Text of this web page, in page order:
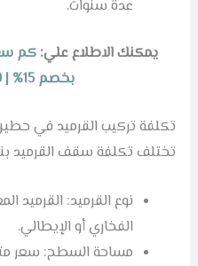
عدة سنوات.
يمكنك الاطلاع علي: كم
بخصم 15% | 0504599770
تكلفة تركيب القرميد في
تختلف تكلفة سقف القرميد
نوع القرميد: القرميد
الفخاري أو الإيطالي.
مساحة السطح: سعر متر